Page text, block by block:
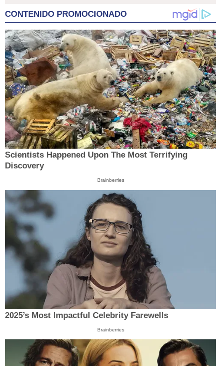
CONTENIDO PROMOCIONADO
Scientists Happened Upon The Most Terrifying
Discovery
Brainberries
2025’s Most Impactful Celebrity Farewells
Brainberries